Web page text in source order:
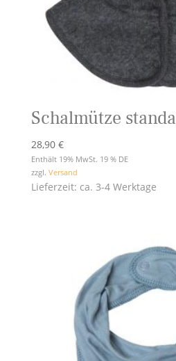
Schalmütze
28,90 €
Enthält 19% MwSt. 19 % DE
zzgl. Versand
Lieferzeit: ca. 3-4 Werktage